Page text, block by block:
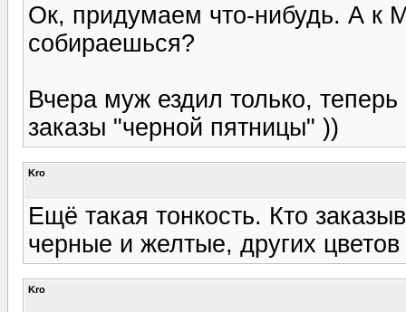
Ок, придумаем что-нибудь. А к
собираешься?
Вчера муж ездил только,
заказы "черной пятницы" ))
Kro
Ещё такая тонкость. Кто
черные и желтые, других цветов
Kro